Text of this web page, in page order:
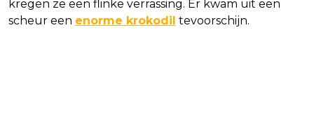
kregen ze een flinke verrassing. Er kwam uit een
scheur een enorme krokodil tevoorschijn.